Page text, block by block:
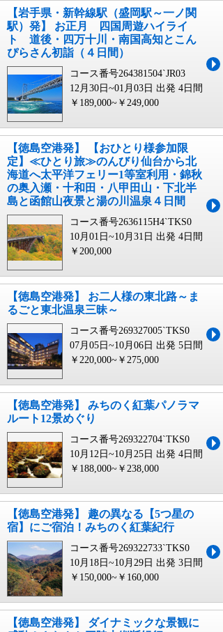
【岩手県・新幹線駅（盛岡駅～一ノ関
駅）発】 お正月 四国周遊ハイライ
ト 道後・四万十川・南国高知とこん
ぴらさん初詣（４日間）
コース番号264381504`JR03
12月30日~01月03日 出発 4日間
￥189,000~￥249,000
【徳島空港発】 【おひとり様参加限
定】≪ひとり旅≫のんびり仙台から北
海道へ太平洋フェリー1等室利用・錦秋
の奥入瀬・十和田・八甲田山・下北半
島と函館山夜景と湯の川温泉４日間
コース番号2636115H4`TKS0
10月01日~10月31日 出発 4日間
￥200,000
【徳島空港発】 お二人様の東北路～ま
るごと東北温泉三昧～
コース番号269327005`TKS0
07月05日~10月06日 出発 5日間
￥220,000~￥275,000
【徳島空港発】 みちのく紅葉パノラマ
ルート12景めぐり
コース番号269322704`TKS0
10月12日~10月25日 出発 4日間
￥188,000~￥238,000
【徳島空港発】 趣の異なる【5つ星の
宿】にご宿泊！みちのく紅葉紀行
コース番号269322733`TKS0
10月18日~10月29日 出発 3日間
￥150,000~￥160,000
【徳島空港発】 ダイナミックな景観に